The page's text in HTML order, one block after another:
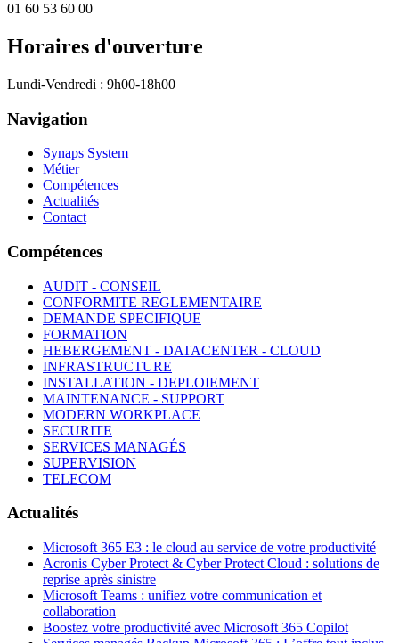
01 60 53 60 00
Horaires d'ouverture
Lundi-Vendredi : 9h00-18h00
Navigation
Synaps System
Métier
Compétences
Actualités
Contact
Compétences
AUDIT - CONSEIL
CONFORMITE REGLEMENTAIRE
DEMANDE SPECIFIQUE
FORMATION
HEBERGEMENT - DATACENTER - CLOUD
INFRASTRUCTURE
INSTALLATION - DEPLOIEMENT
MAINTENANCE - SUPPORT
MODERN WORKPLACE
SECURITE
SERVICES MANAGÉS
SUPERVISION
TELECOM
Actualités
Microsoft 365 E3 : le cloud au service de votre productivité
Acronis Cyber Protect & Cyber Protect Cloud : solutions de
reprise après sinistre
Microsoft Teams : unifiez votre communication et
collaboration
Boostez votre productivité avec Microsoft 365 Copilot